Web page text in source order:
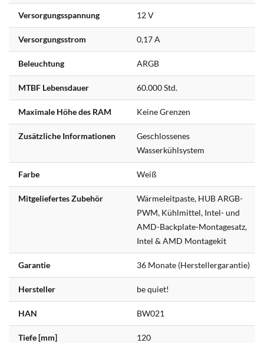
Versorgungsspannung 12 V
Versorgungsstrom 0,17 A
Beleuchtung ARGB
MTBF Lebensdauer 60.000 Std.
Maximale Höhe des RAM Keine Grenzen
Zusätzliche Informationen
Geschlossenes
Wasserkühlsystem
Farbe Weiß
Mitgeliefertes Zubehör
Wärmeleitpaste, HUB ARGB-
PWM, Kühlmittel, Intel- und
AMD-Backplate-Montagesatz,
Intel & AMD Montagekit
Garantie 36 Monate (Herstellergarantie)
Hersteller be quiet!
HAN BW021
Tiefe [mm] 120